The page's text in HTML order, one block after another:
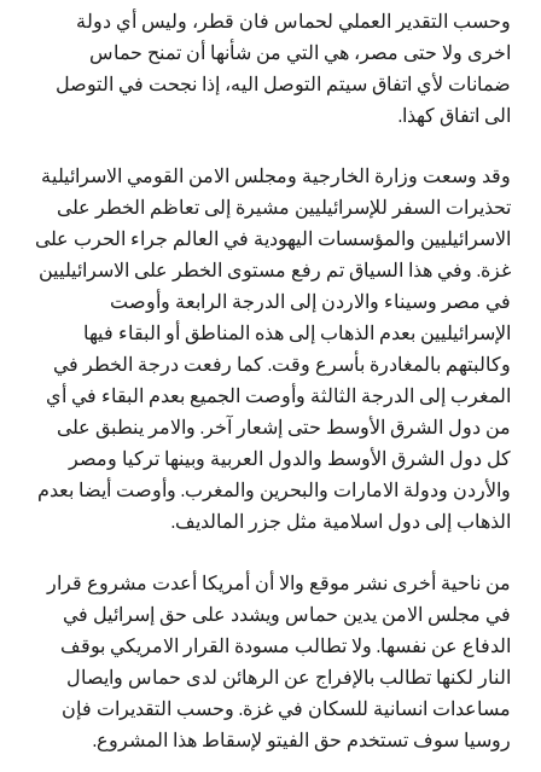
وحسب التقدير العملي لحماس فان قطر، وليس أي دولة
اخرى ولا حتى مصر، هي التي من شأنها أن تمنح حماس
ضمانات لأي اتفاق سيتم التوصل اليه، إذا نجحت في التوصل
الى اتفاق كهذا.
وقد وسعت وزارة الخارجية ومجلس الامن القومي الاسرائيلية
تحذيرات السفر للإسرائيليين مشيرة إلى تعاظم الخطر على
الاسرائيليين والمؤسسات اليهودية في العالم جراء الحرب على
غزة. وفي هذا السياق تم رفع مستوى الخطر على الاسرائيليين
في مصر وسيناء والاردن إلى الدرجة الرابعة وأوصت
الإسرائيليين بعدم الذهاب إلى هذه المناطق أو البقاء فيها
وكالبتهم بالمغادرة بأسرع وقت. كما رفعت درجة الخطر في
المغرب إلى الدرجة الثالثة وأوصت الجميع بعدم البقاء في أي
من دول الشرق الأوسط حتى إشعار آخر. والامر ينطبق على
كل دول الشرق الأوسط والدول العربية وبينها تركيا ومصر
والأردن ودولة الامارات والبحرين والمغرب. وأوصت أيضا بعدم
الذهاب إلى دول اسلامية مثل جزر المالديف.
من ناحية أخرى نشر موقع والا أن أمريكا أعدت مشروع قرار
في مجلس الامن يدين حماس ويشدد على حق إسرائيل في
الدفاع عن نفسها. ولا تطالب مسودة القرار الامريكي بوقف
النار لكنها تطالب بالإفراج عن الرهائن لدى حماس وايصال
مساعدات انسانية للسكان في غزة. وحسب التقديرات فإن
روسيا سوف تستخدم حق الفيتو لإسقاط هذا المشروع.